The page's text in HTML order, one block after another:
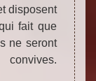
disposent
fait que
ne seront